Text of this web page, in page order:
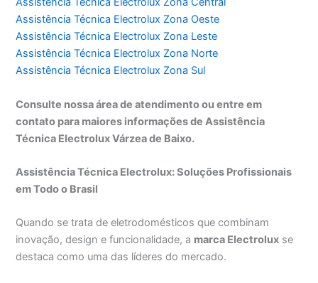
Assistência Técnica Electrolux Zona Oeste
Assistência Técnica Electrolux Zona Leste
Assistência Técnica Electrolux Zona Norte
Assistência Técnica Electrolux Zona Sul
Consulte nossa área de atendimento ou entre em
contato para maiores informações de Assistência
Técnica Electrolux Várzea de Baixo.
Assistência Técnica Electrolux: Soluções Profissionais
em Todo o Brasil
Quando se trata de eletrodomésticos que combinam
inovação, design e funcionalidade, a marca Electrolux se
destaca como uma das líderes do mercado.